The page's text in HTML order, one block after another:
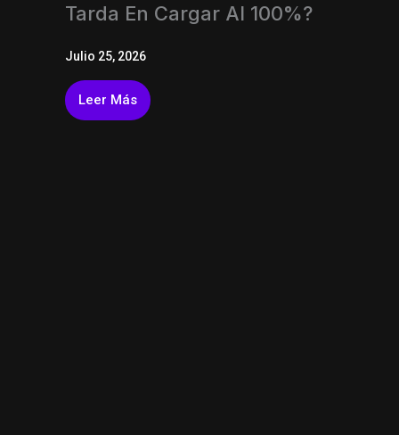
Tarda En Cargar Al 100%?
Julio 25, 2026
Leer Más